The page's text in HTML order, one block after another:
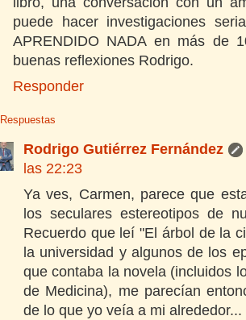
puede hacer investigaciones
APRENDIDO NADA en más de
buenas reflexiones Rodrigo.
Responder
Respuestas
Rodrigo Gutiérrez Fernández
las 22:23
Ya ves, Carmen, parece que
los seculares estereotipos de
Recuerdo que leí "El árbol de la
la universidad y algunos de los
que contaba la novela (incluidos
de Medicina), me parecían
de lo que yo veía a mi